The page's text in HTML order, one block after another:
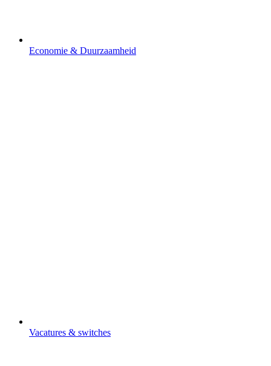
Economie & Duurzaamheid
Vacatures & switches